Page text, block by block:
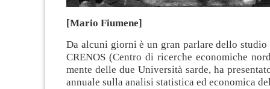
[Mario Fiumene]
Da alcuni giorni è un gran parlare dello
CRENOS (Centro di ricerche economiche
mente delle due Università sarde, ha
annuale sulla analisi statistica ed economica